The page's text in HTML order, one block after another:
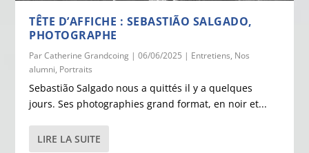
TÊTE D’AFFICHE : SEBASTIÃO SALGADO,
PHOTOGRAPHE
ParCatherine Grandcoing |06/06/2025 | Entretiens, Nos
alumni, Portraits
Sebastião Salgado nous a quittés il y a quelques
jours. Ses photographies grand format, en noir et...
LIRE LA SUITE